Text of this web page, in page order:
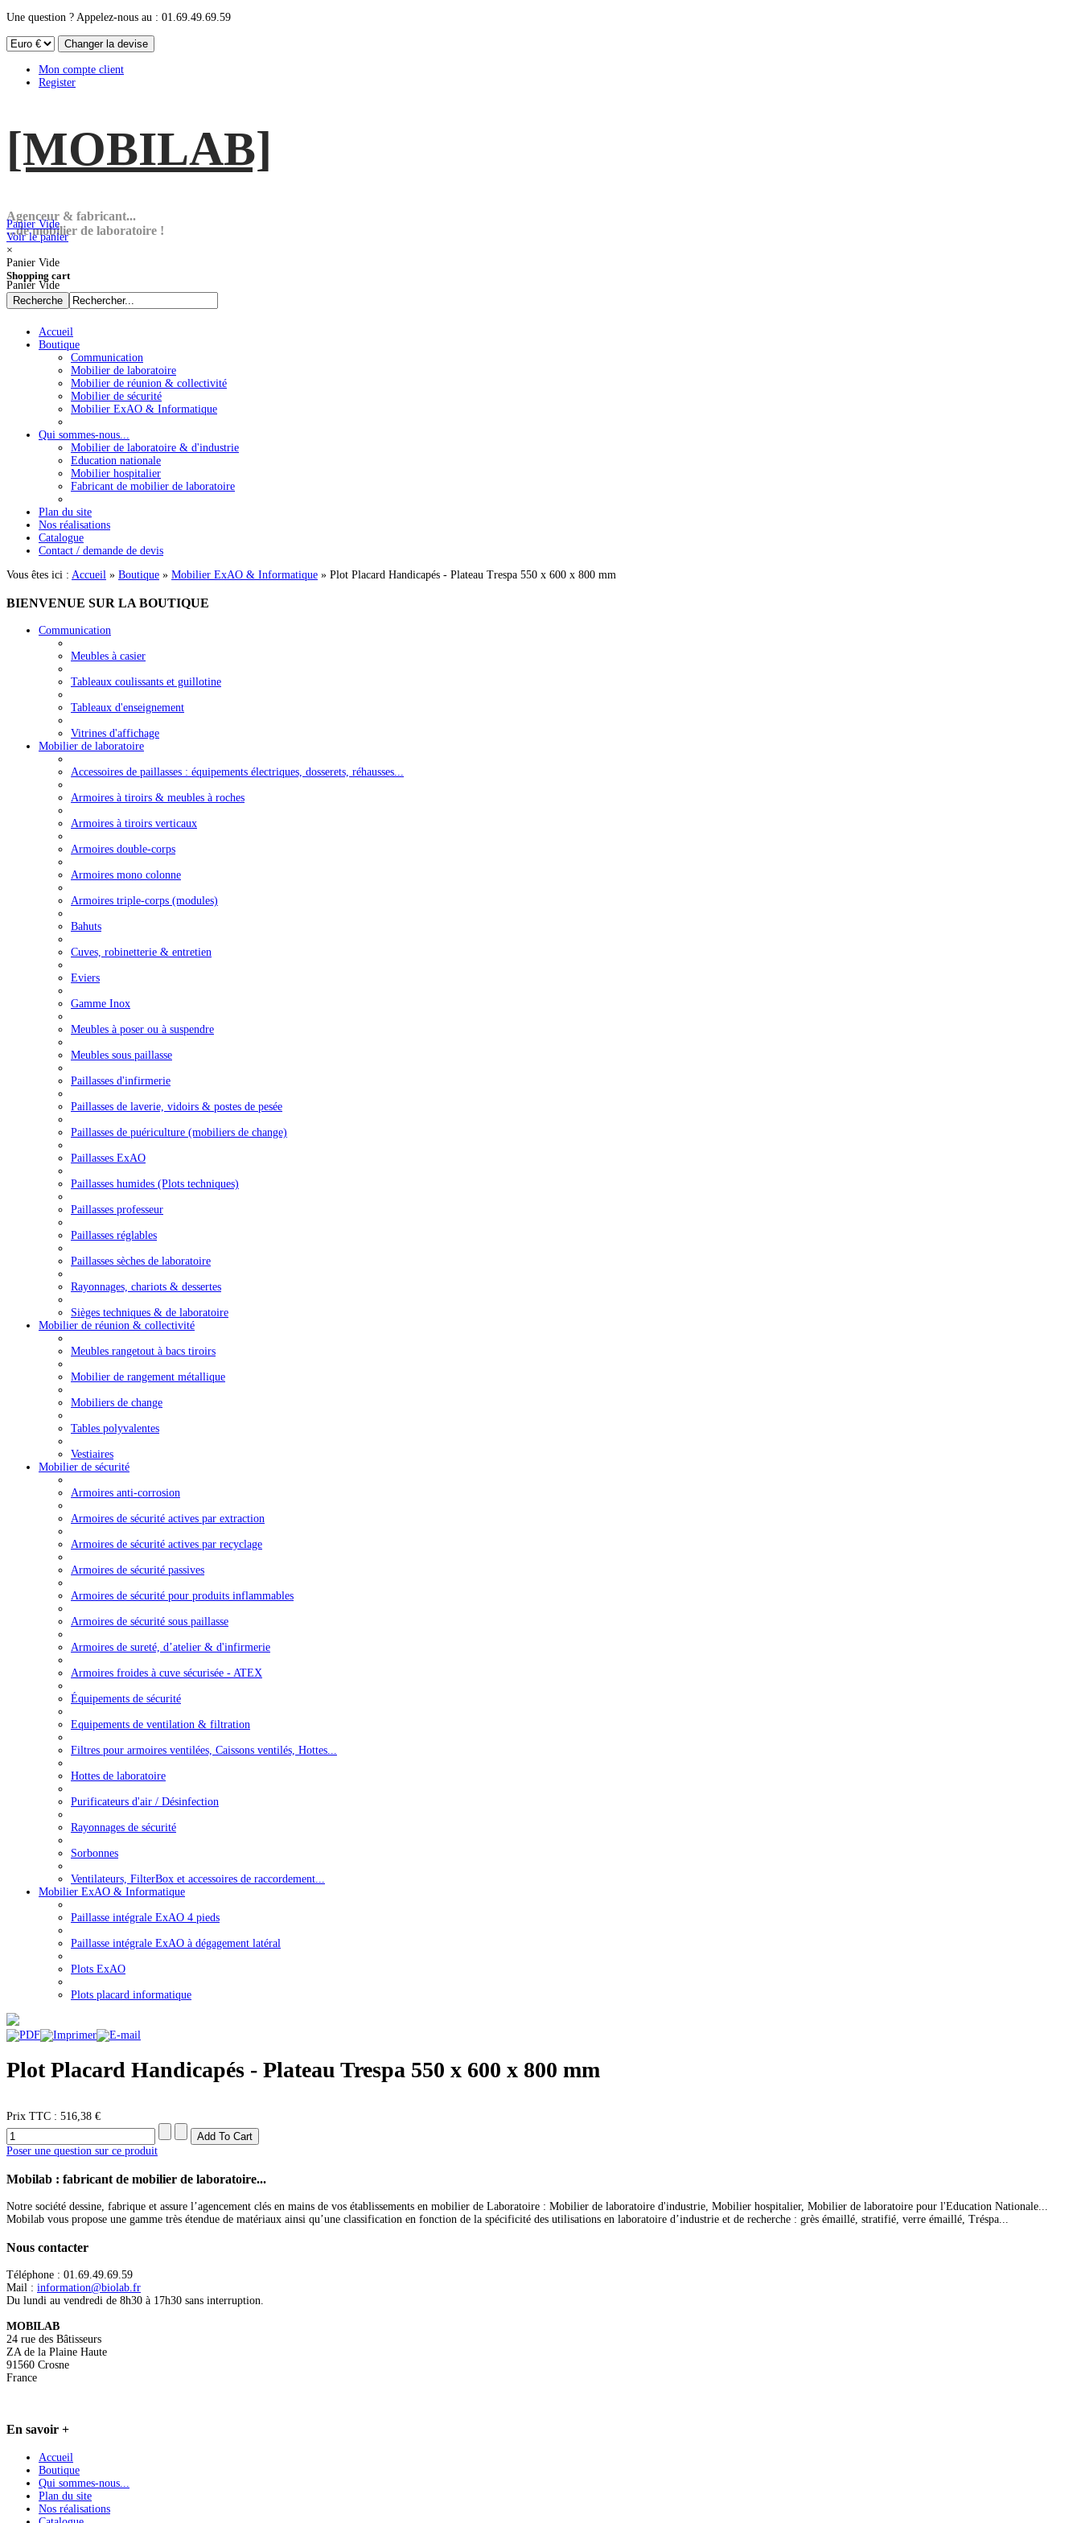
Une question ? Appelez-nous au : 01.69.49.69.59
Mon compte client
Register
[MOBILAB]
Agenceur & fabricant...
...de mobilier de laboratoire !
Panier Vide
Voir le panier
×
Panier Vide
Shopping cart
Panier Vide
Accueil
Boutique
Communication
Mobilier de laboratoire
Mobilier de réunion & collectivité
Mobilier de sécurité
Mobilier ExAO & Informatique
Qui sommes-nous...
Mobilier de laboratoire & d'industrie
Education nationale
Mobilier hospitalier
Fabricant de mobilier de laboratoire
Plan du site
Nos réalisations
Catalogue
Contact / demande de devis
Vous êtes ici : Accueil » Boutique » Mobilier ExAO & Informatique » Plot Placard Handicapés - Plateau Trespa 550 x 600 x 800 mm
BIENVENUE SUR LA BOUTIQUE
Communication
Meubles à casier
Tableaux coulissants et guillotine
Tableaux d'enseignement
Vitrines d'affichage
Mobilier de laboratoire
Accessoires de paillasses : équipements électriques, dosserets, réhausses...
Armoires à tiroirs & meubles à roches
Armoires à tiroirs verticaux
Armoires double-corps
Armoires mono colonne
Armoires triple-corps (modules)
Bahuts
Cuves, robinetterie & entretien
Eviers
Gamme Inox
Meubles à poser ou à suspendre
Meubles sous paillasse
Paillasses d'infirmerie
Paillasses de laverie, vidoirs & postes de pesée
Paillasses de puériculture (mobiliers de change)
Paillasses ExAO
Paillasses humides (Plots techniques)
Paillasses professeur
Paillasses réglables
Paillasses sèches de laboratoire
Rayonnages, chariots & dessertes
Sièges techniques & de laboratoire
Mobilier de réunion & collectivité
Meubles rangetout à bacs tiroirs
Mobilier de rangement métallique
Mobiliers de change
Tables polyvalentes
Vestiaires
Mobilier de sécurité
Armoires anti-corrosion
Armoires de sécurité actives par extraction
Armoires de sécurité actives par recyclage
Armoires de sécurité passives
Armoires de sécurité pour produits inflammables
Armoires de sécurité sous paillasse
Armoires de sureté, d’atelier & d'infirmerie
Armoires froides à cuve sécurisée - ATEX
Équipements de sécurité
Equipements de ventilation & filtration
Filtres pour armoires ventilées, Caissons ventilés, Hottes...
Hottes de laboratoire
Purificateurs d'air / Désinfection
Rayonnages de sécurité
Sorbonnes
Ventilateurs, FilterBox et accessoires de raccordement...
Mobilier ExAO & Informatique
Paillasse intégrale ExAO 4 pieds
Paillasse intégrale ExAO à dégagement latéral
Plots ExAO
Plots placard informatique
Plot Placard Handicapés - Plateau Trespa 550 x 600 x 800 mm
Prix ​​TTC : 516,38 €
Poser une question sur ce produit
Mobilab : fabricant de mobilier de laboratoire...
Notre société dessine, fabrique et assure l’agencement clés en mains de vos établissements en mobilier de Laboratoire : Mobilier de laboratoire d'industrie, Mobilier hospitalier, Mobilier de laboratoire pour l'Education Nationale...
Mobilab vous propose une gamme très étendue de matériaux ainsi qu’une classification en fonction de la spécificité des utilisations en laboratoire d’industrie et de recherche : grès émaillé, stratifié, verre émaillé, Tréspa...
Nous contacter
Téléphone : 01.69.49.69.59
Mail : information@biolab.fr
Du lundi au vendredi de 8h30 à 17h30 sans interruption.
MOBILAB
24 rue des Bâtisseurs
ZA de la Plaine Haute
91560 Crosne
France
En savoir +
Accueil
Boutique
Qui sommes-nous...
Plan du site
Nos réalisations